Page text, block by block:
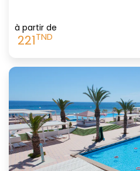
à partir de
221TND